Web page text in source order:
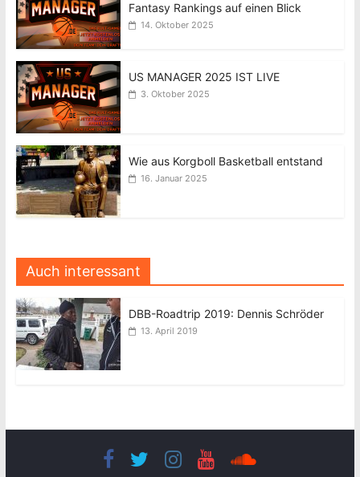
Fantasy Rankings auf einen Blick
14. Oktober 2025
US MANAGER 2025 IST LIVE
3. Oktober 2025
Wie aus Korgboll Basketball entstand
16. Januar 2025
Auch interessant
DBB-Roadtrip 2019: Dennis Schröder
13. April 2019